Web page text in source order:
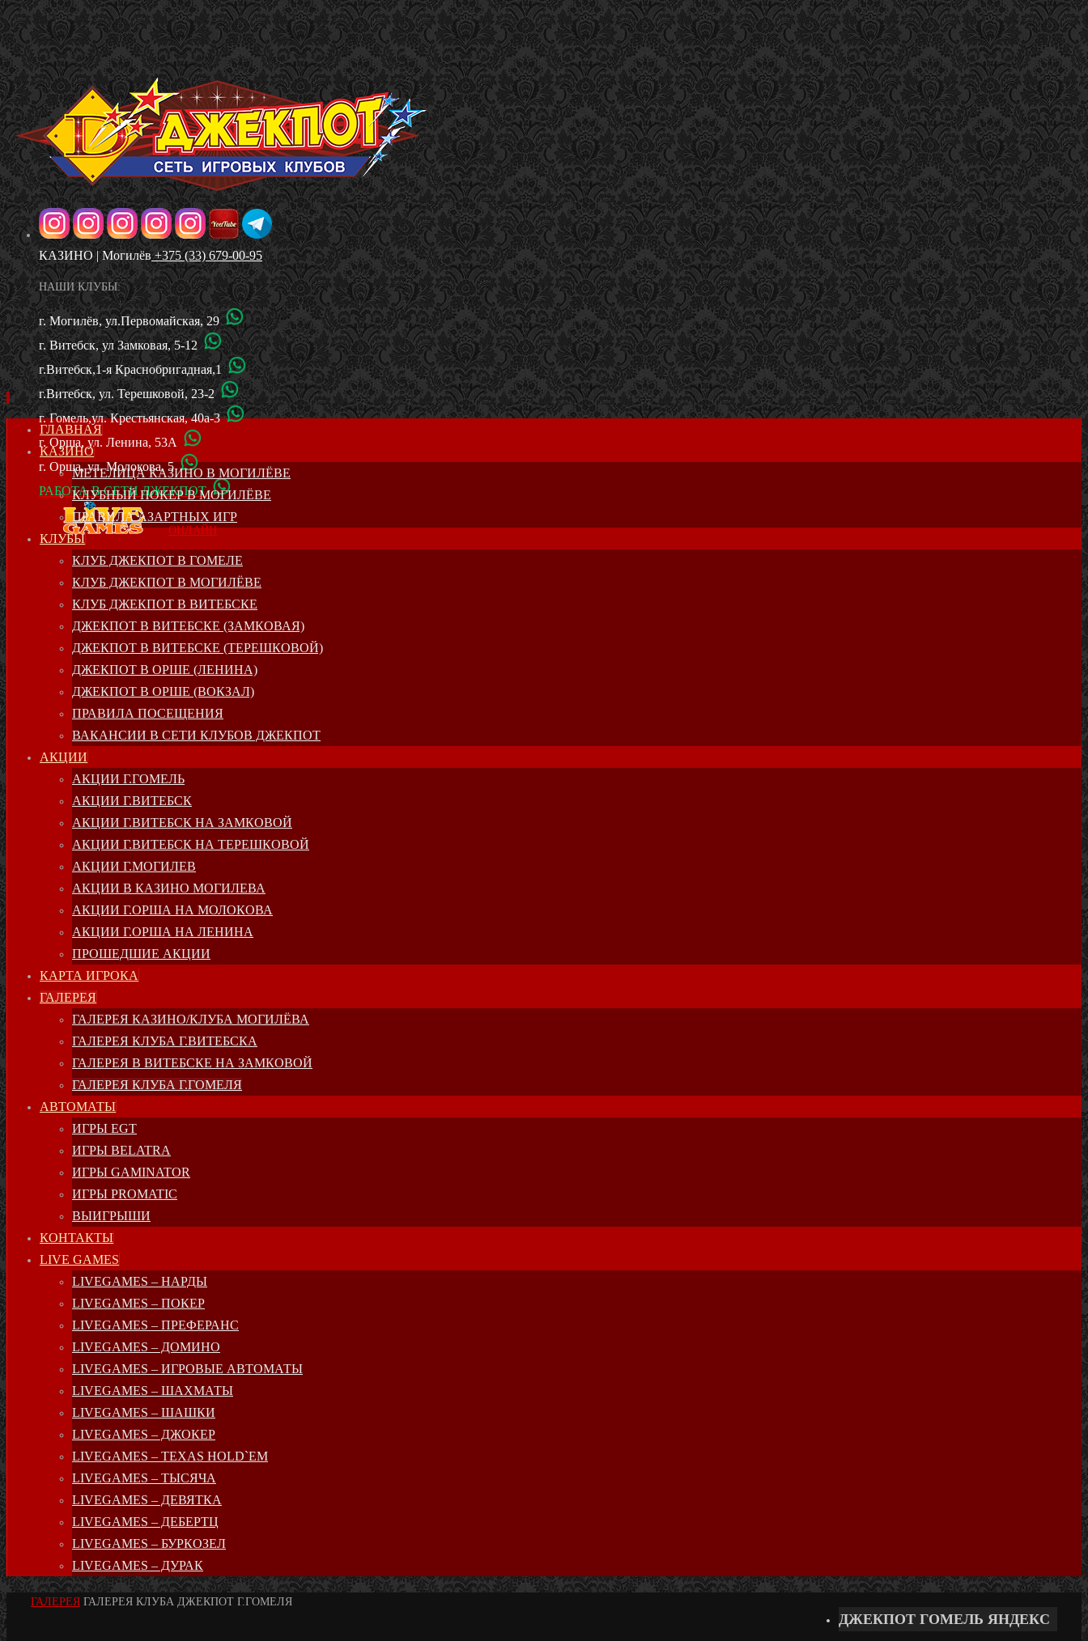
КАЗИНО | Могилёв+375 (33) 679-00-95
НАШИ КЛУБЫ:
г. Могилёв, ул.Первомайская, 29
г. Витебск, ул Замковая, 5-12
г.Витебск,1-я Краснобригадная,1
г.Витебск, ул. Терешковой, 23-2
г. Гомель,ул. Крестьянская, 40а-3
г. Орша, ул. Ленина, 53А
г. Орша, ул. Молокова, 5
РАБОТА В СЕТИ ДЖЕКПОТ
ОНЛАЙН
SKIP
CONTENT
ГЛАВНАЯ
КАЗИНО
МЕТЕЛИЦА КАЗИНО В МОГИЛЁВЕ
КЛУБНЫЙ ПОКЕР В МОГИЛЁВЕ
ПРАВИЛА АЗАРТНЫХ ИГР
КЛУБЫ
КЛУБ ДЖЕКПОТ В ГОМЕЛЕ
КЛУБ ДЖЕКПОТ В МОГИЛЁВЕ
КЛУБ ДЖЕКПОТ В ВИТЕБСКЕ
ДЖЕКПОТ В ВИТЕБСКЕ (ЗАМКОВАЯ)
ДЖЕКПОТ В ВИТЕБСКЕ (ТЕРЕШКОВОЙ)
ДЖЕКПОТ В ОРШЕ (ЛЕНИНА)
ДЖЕКПОТ В ОРШЕ (ВОКЗАЛ)
ПРАВИЛА ПОСЕЩЕНИЯ
ВАКАНСИИ В СЕТИ КЛУБОВ ДЖЕКПОТ
АКЦИИ
АКЦИИ Г.ГОМЕЛЬ
АКЦИИ Г.ВИТЕБСК
АКЦИИ Г.ВИТЕБСК НА ЗАМКОВОЙ
АКЦИИ Г.ВИТЕБСК НА ТЕРЕШКОВОЙ
АКЦИИ Г.МОГИЛЕВ
АКЦИИ В КАЗИНО МОГИЛЕВА
АКЦИИ Г.ОРША НА МОЛОКОВА
АКЦИИ Г.ОРША НА ЛЕНИНА
ПРОШЕДШИЕ АКЦИИ
КАРТА ИГРОКА
ГАЛЕРЕЯ
ГАЛЕРЕЯ КАЗИНО/КЛУБА МОГИЛЁВА
ГАЛЕРЕЯ КЛУБА Г.ВИТЕБСКА
ГАЛЕРЕЯ В ВИТЕБСКЕ НА ЗАМКОВОЙ
ГАЛЕРЕЯ КЛУБА Г.ГОМЕЛЯ
АВТОМАТЫ
ИГРЫ EGT
ИГРЫ BELATRA
ИГРЫ GAMINATOR
ИГРЫ PROMATIC
ВЫИГРЫШИ
КОНТАКТЫ
LIVE GAMES
LIVEGAMES – НАРДЫ
LIVEGAMES – ПОКЕР
LIVEGAMES – ПРЕФЕРАНС
LIVEGAMES – ДОМИНО
LIVEGAMES – ИГРОВЫЕ АВТОМАТЫ
LIVEGAMES – ШАХМАТЫ
LIVEGAMES – ШАШКИ
LIVEGAMES – ДЖОКЕР
LIVEGAMES – TEXAS HOLD`EM
LIVEGAMES – ТЫСЯЧА
LIVEGAMES – ДЕВЯТКА
LIVEGAMES – ДЕБЕРТЦ
LIVEGAMES – БУРКОЗЕЛ
LIVEGAMES – ДУРАК
ГЛАВНАЯ
ГАЛЕРЕЯ ГАЛЕРЕЯ КЛУБА ДЖЕКПОТ Г.ГОМЕЛЯ
ДЖЕКПОТ ГОМЕЛЬ ЯНДЕКС